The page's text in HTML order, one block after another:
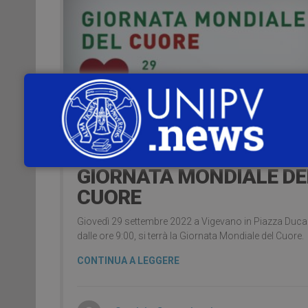
19 Settembre 2022
29 SETTEMBRE –
GIORNATA MONDIALE
CUORE
Giovedì 29 settembre 2022 a Vigevano in Piazza
dalle ore 9:00, si terrà la Giornata Mondiale del Cuore.
CONTINUA A LEGGERE